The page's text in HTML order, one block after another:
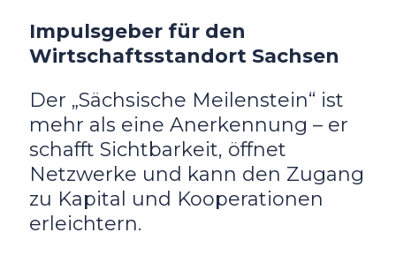
Impulsgeber für den
Wirtschaftsstandort Sachsen
Der „Sächsische Meilenstein“ ist
mehr als eine Anerkennung – er
schafft Sichtbarkeit, öffnet
Netzwerke und kann den Zugang
zu Kapital und Kooperationen
erleichtern.